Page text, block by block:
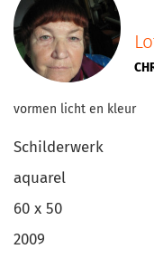
vormen licht en kleur
Schilderwerk
aquarel
60 x 50
2009